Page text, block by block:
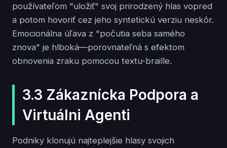
používateľom "uložiť" svoj prirodzený hlas vopred
a potom hovoriť cez jeho syntetickú verziu neskôr.
Emocionálna úľava z "počutia seba samého
znova" je hlboká—porovnateľná s efektom
obnovenia zraku pomocou textu-braille.
3.3 Zákaznícka Podpora a
Virtuálni Agenti
Podniky klonujú najteplejšie hlasy svojich